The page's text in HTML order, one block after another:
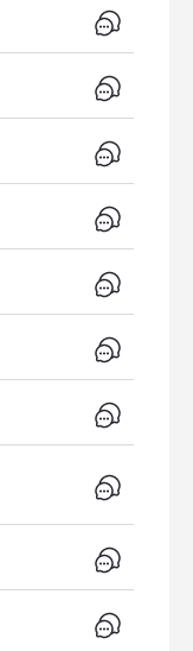
Відкрити
Відкрити
Відкрити
Відкрити
Відкрити
Відкрити
Відкрити
Відкрити
Відкрити
Відкрити